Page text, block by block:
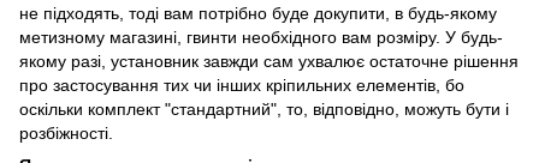
не підходять, тоді вам потрібно буде докупити, в будь-якому
метизному магазині, гвинти необхідного вам розміру. У будь-
якому разі, установник завжди сам ухвалює остаточне рішення
про застосування тих чи інших кріпильних елементів, бо
оскільки комплект "стандартний", то, відповідно, можуть бути і
розбіжності.